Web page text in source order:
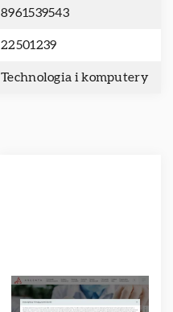
8961539543
22501239
Technologia i komputery